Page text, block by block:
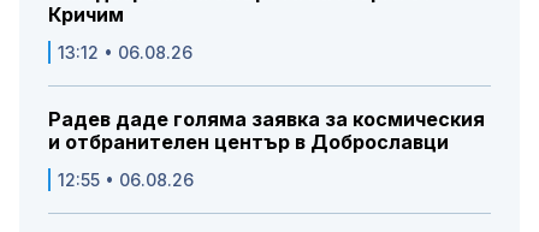
Кричим
13:12 • 06.08.26
Радев даде голяма заявка за космическия
и отбранителен център в Доброславци
12:55 • 06.08.26